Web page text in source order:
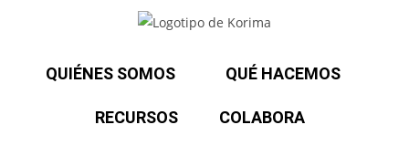
QUIÉNES SOMOS QUÉ HACEMOS
RECURSOS COLABORA